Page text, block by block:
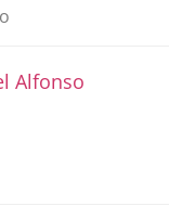
Alfonso